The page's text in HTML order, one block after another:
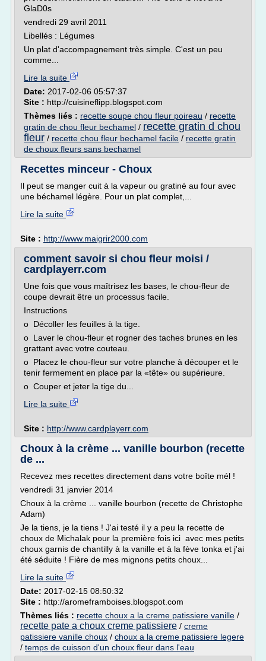
GlaD0s
vendredi 29 avril 2011
Libellés : Légumes
Un plat d'accompagnement très simple. C'est un peu
comme...
Lire la suite
Date: 2017-02-06 05:57:37
Site : http://cuisineflipp.blogspot.com
Thèmes liés : recette soupe chou fleur poireau / recette
gratin de chou fleur bechamel / recette gratin d chou
fleur / recette chou fleur bechamel facile / recette gratin
de choux fleurs sans bechamel
Recettes minceur - Choux
Il peut se manger cuit à la vapeur ou gratiné au four avec
une béchamel légère. Pour un plat complet,...
Lire la suite
Site : http://www.maigrir2000.com
comment savoir si chou fleur moisi /
cardplayerr.com
Une fois que vous maîtrisez les bases, le chou-fleur de
coupe devrait être un processus facile.
Instructions
o Décoller les feuilles à la tige.
o Laver le chou-fleur et rogner des taches brunes en les
grattant avec votre couteau.
o Placez le chou-fleur sur votre planche à découper et le
tenir fermement en place par la «tête» ou supérieure.
o Couper et jeter la tige du...
Lire la suite
Site : http://www.cardplayerr.com
Choux à la crème ... vanille bourbon (recette
de ...
Recevez mes recettes directement dans votre boîte mél !
vendredi 31 janvier 2014
Choux à la crème ... vanille bourbon (recette de Christophe
Adam)
Je la tiens, je la tiens ! J'ai testé il y a peu la recette de
choux de Michalak pour la première fois ici avec mes petits
choux garnis de chantilly à la vanille et à la fève tonka et j'ai
été séduite ! Fière de mes mignons petits choux...
Lire la suite
Date: 2017-02-15 08:50:32
Site : http://aromeframboises.blogspot.com
Thèmes liés : recette choux a la creme patissiere vanille /
recette pate a choux creme patissiere / creme
patissiere vanille choux / choux a la creme patissiere legere
/ temps de cuisson d'un choux fleur dans l'eau